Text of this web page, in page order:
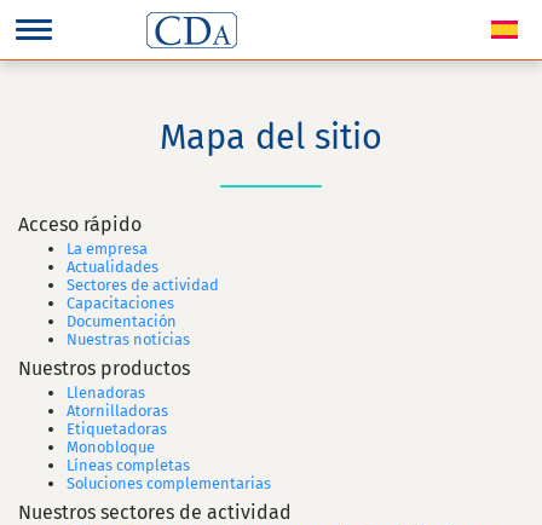
Mapa del sitio
Acceso rápido
La empresa
Actualidades
Sectores de actividad
Capacitaciones
Documentación
Nuestras noticias
Nuestros productos
Llenadoras
Atornilladoras
Etiquetadoras
Monobloque
Líneas completas
Soluciones complementarias
Nuestros sectores de actividad